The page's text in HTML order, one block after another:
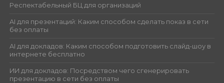
Респектабельный БЦ для организаций
AI для презентаций: Каким способом сделать показ в сети
без оплаты
AI для докладов: Каким способом подготовить слайд-шоу в
интернете бесплатно
ИИ для докладов: Посредством чего сгенерировать
презентацию в сети без оплаты